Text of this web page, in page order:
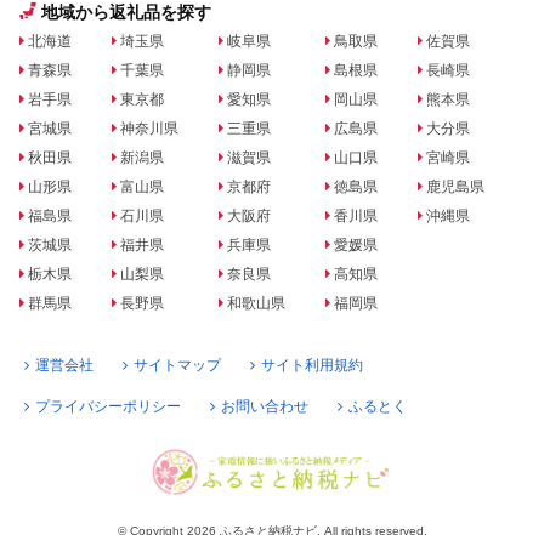
地域から返礼品を探す
北海道
青森県
岩手県
宮城県
秋田県
山形県
福島県
茨城県
栃木県
群馬県
埼玉県
千葉県
東京都
神奈川県
新潟県
富山県
石川県
福井県
山梨県
長野県
岐阜県
静岡県
愛知県
三重県
滋賀県
京都府
大阪府
兵庫県
奈良県
和歌山県
鳥取県
島根県
岡山県
広島県
山口県
徳島県
香川県
愛媛県
高知県
福岡県
佐賀県
長崎県
熊本県
大分県
宮崎県
鹿児島県
沖縄県
運営会社 サイトマップ サイト利用規約
プライバシーポリシー お問い合わせ ふるとく
© Copyright 2026 ふるさと納税ナビ. All rights reserved.